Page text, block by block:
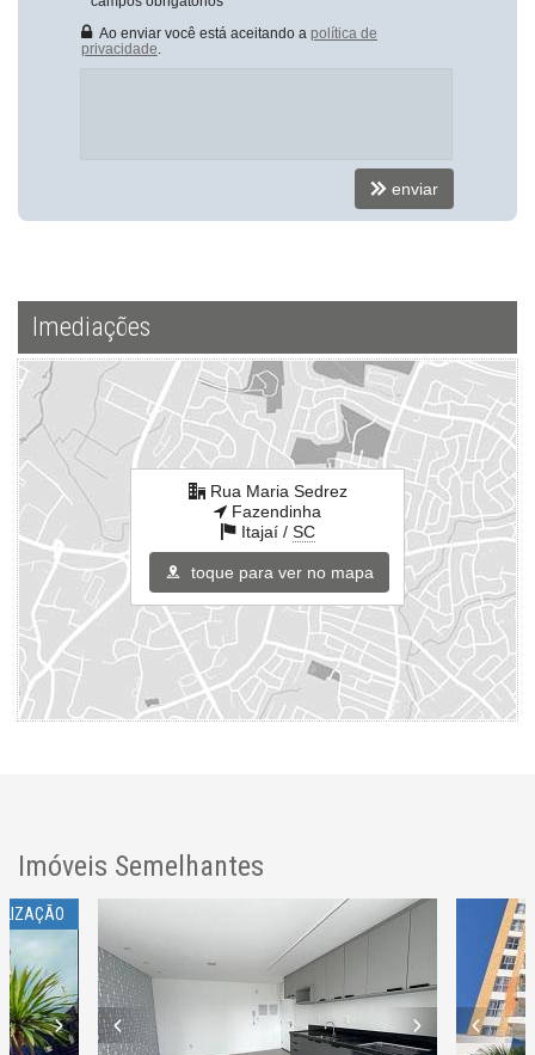
Ao enviar você está aceitando a política de
privacidade
enviar
Imediações
Rua Maria Sedrez
Fazendinha
Itajaí / SC
toque para ver no mapa
Imóveis Semelhantes